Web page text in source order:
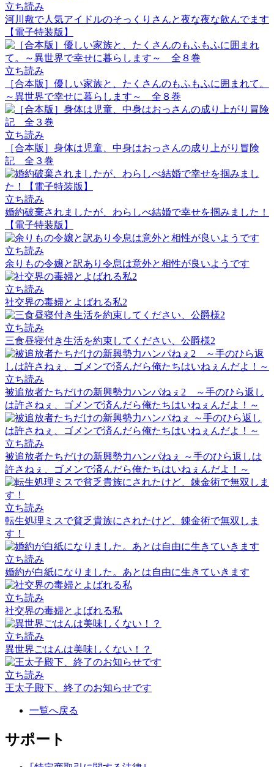
立ち読み
河川敷で人気アイドルのそっくりさんと夜な夜な飲んでます
【電子特装版】
立ち読み
［合本版］優しい家族と、たくさんのもふもふに囲まれて。
～異世界で幸せに暮らします～ 全８巻
立ち読み
［合本版］身体は児童、中身はおっさんの成り上がり冒険
記 全３巻
立ち読み
婚約破棄されましたが、わらしべ結婚で幸せを掴みました！
【電子特装版】
立ち読み
余りもの令嬢と訳あり令息は意外と相性が良いようです
立ち読み
社交界の毒婦とよばれる私2
立ち読み
三食昼寝付き生活を約束してください、公爵様2
立ち読み
被追放者たちだけの新興勢力ハンパねぇ2 ～手のひら返し
は許さねぇ、ゴメンで済んだら俺たちはいねぇんだよ！～
立ち読み
被追放者たちだけの新興勢力ハンパねぇ ～手のひら返しは
許さねぇ、ゴメンで済んだら俺たちはいねぇんだよ！～
立ち読み
転生処理ミスで貧乏貴族にされたけど、錬金術で無双しま
す！
立ち読み
婚約が白紙になりました。あとは自由に生きていきます
立ち読み
社交界の毒婦とよばれる私
立ち読み
異世界ごはんは美味しくない！？
立ち読み
王太子殿下、終了のお知らせです
一覧へ戻る
サポート